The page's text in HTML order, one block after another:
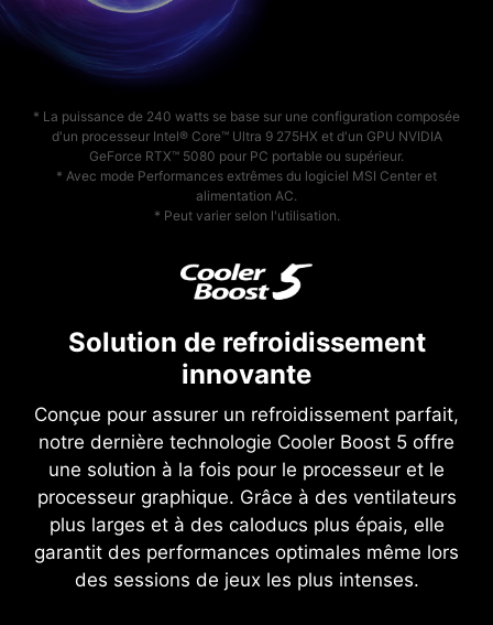
* La puissance de 240 watts se base sur une configuration composée
d'un processeur Intel® Core™ Ultra 9 275HX et d'un GPU NVIDIA
GeForce RTX™ 5080 pour PC portable ou supérieur.
* Avec mode Performances extrêmes du logiciel MSI Center et
alimentation AC.
* Peut varier selon l'utilisation.
Solution de refroidissement
innovante
Conçue pour assurer un refroidissement parfait,
notre dernière technologie Cooler Boost 5 offre
une solution à la fois pour le processeur et le
processeur graphique. Grâce à des ventilateurs
plus larges et à des caloducs plus épais, elle
garantit des performances optimales même lors
des sessions de jeux les plus intenses.